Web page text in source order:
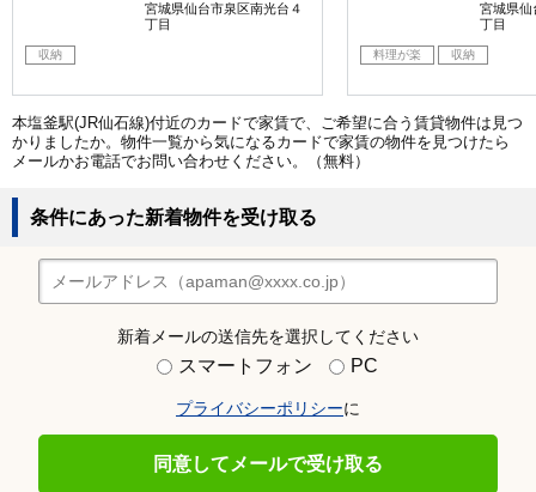
宮城県仙台市泉区南光台４
丁目
収納
宮城県仙
丁目
料理が楽 収納
本塩釜駅(JR仙石線)付近のカードで家賃で、ご希望に合う賃貸物件は見つ
かりましたか。物件一覧から気になるカードで家賃の物件を見つけたら
メールかお電話でお問い合わせください。（無料）
条件にあった新着物件を受け取る
新着メールの送信先を選択してください
スマートフォン PC
プライバシーポリシーに
同意してメールで受け取る